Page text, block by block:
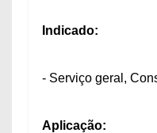
Indicado:
- Serviço geral,
Aplicação: